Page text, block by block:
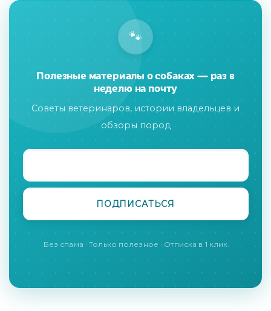
🐾
Полезные материалы о собаках — раз в
неделю на почту
Советы ветеринаров, истории владельцев и
обзоры пород
Без спама · Только полезное · Отписка в 1 клик